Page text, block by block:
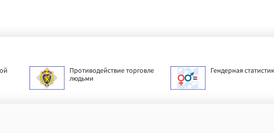
Противодействие торговле
людьми
Гендерная